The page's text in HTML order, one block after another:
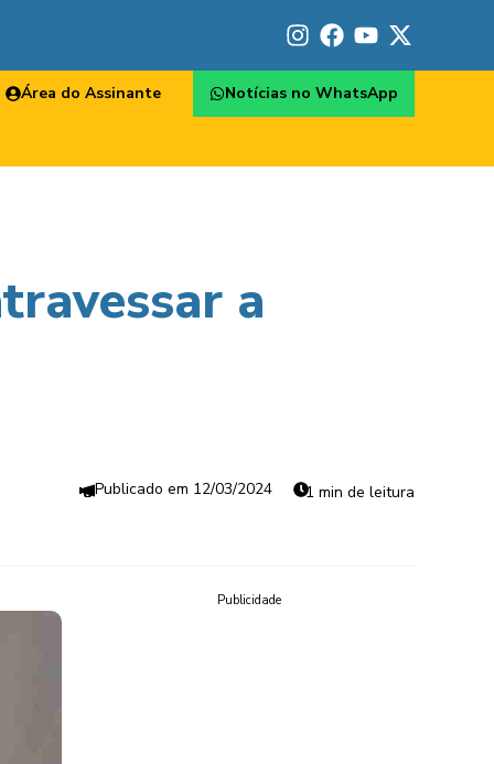
Área do Assinante Notícias no WhatsApp
a
12/03/2024 1 min de leitura
Publicidade